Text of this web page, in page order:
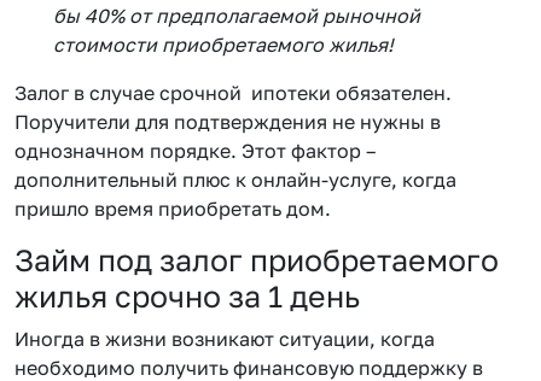
бы 40% от предполагаемой рыночной
стоимости приобретаемого жилья!
Залог в случае срочной ипотеки обязателен.
Поручители для подтверждения не нужны в
однозначном порядке. Этот фактор –
дополнительный плюс к онлайн-услуге, когда
пришло время приобретать дом.
Займ под залог приобретаемого
жилья срочно за 1 день
Иногда в жизни возникают ситуации, когда
необходимо получить финансовую поддержку в